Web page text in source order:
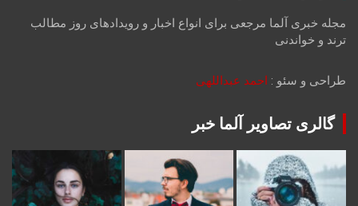
مجله خبری آلما مرجعی برای انواع اخبار و رویدادهای روز مطالب
ترند و خواندنی
طراحی و سئو : احمد عبداللهی
گالری تصاویر آلما خبر